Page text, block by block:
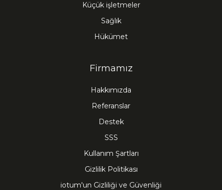
Küçük işletmeler
Sağlık
Hükümet
Firmamız
Hakkımızda
Referanslar
Destek
SSS
Kullanım Şartları
Gizlilik Politikası
iotum'un Gizliliği ve Güvenliği